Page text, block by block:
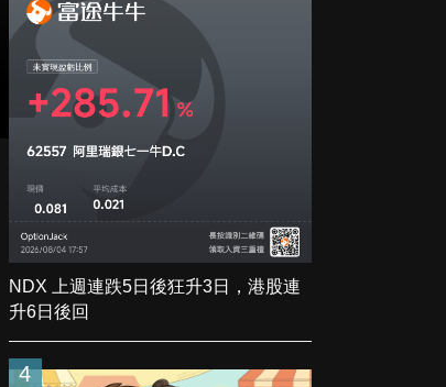
NDX 上週連跌5日後狂升3日，港股連
升6日後回
4